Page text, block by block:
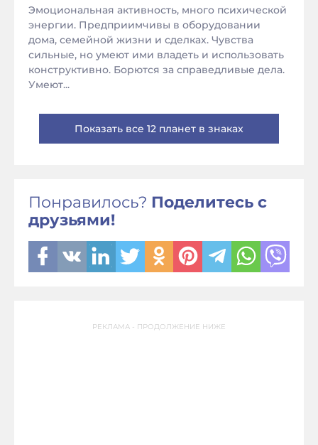
Эмоциональная активность, много психической
энергии. Предприимчивы в оборудовании
дома, семейной жизни и сделках. Чувства
сильные, но умеют ими владеть и использовать
конструктивно. Борются за справедливые дела.
Умеют...
Показать все 12 планет в знаках
Понравилось? Поделитесь с
друзьями!
РЕКЛАМА - ПРОДОЛЖЕНИЕ НИЖЕ